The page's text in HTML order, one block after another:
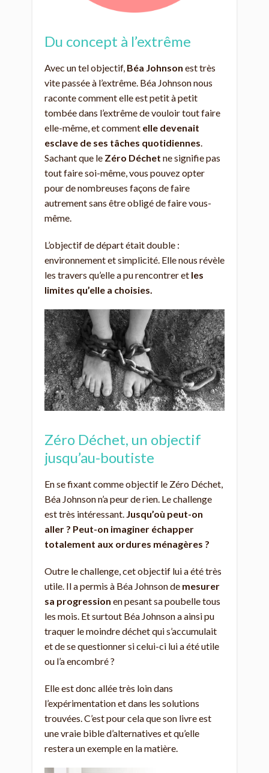
Du concept à l’extrême
Avec un tel objectif, Béa Johnson est très
vite passée à l’extrême. Béa Johnson nous
raconte comment elle est petit à petit
tombée dans l’extrême de vouloir tout faire
elle-même, et comment elle devenait
esclave de ses tâches quotidiennes.
Sachant que le Zéro Déchet ne signifie pas
tout faire soi-même, vous pouvez opter
pour de nombreuses façons de faire
autrement sans être obligé de faire vous-
même.
L’objectif de départ était double :
environnement et simplicité. Elle nous révèle
les travers qu’elle a pu rencontrer et les
limites qu’elle a choisies.
Zéro Déchet, un objectif
jusqu’au-boutiste
En se fixant comme objectif le Zéro Déchet,
Béa Johnson n’a peur de rien. Le challenge
est très intéressant. Jusqu’où peut-on
aller ? Peut-on imaginer échapper
totalement aux ordures ménagères ?
Outre le challenge, cet objectif lui a été très
utile. Il a permis à Béa Johnson de mesurer
sa progression en pesant sa poubelle tous
les mois. Et surtout Béa Johnson a ainsi pu
traquer le moindre déchet qui s’accumulait
et de se questionner si celui-ci lui a été utile
ou l’a encombré ?
Elle est donc allée très loin dans
l’expérimentation et dans les solutions
trouvées. C’est pour cela que son livre est
une vraie bible d’alternatives et qu’elle
restera un exemple en la matière.